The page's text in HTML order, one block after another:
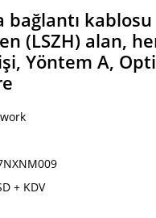
(LSZH) alan,
Yöntem A,
+ KDV